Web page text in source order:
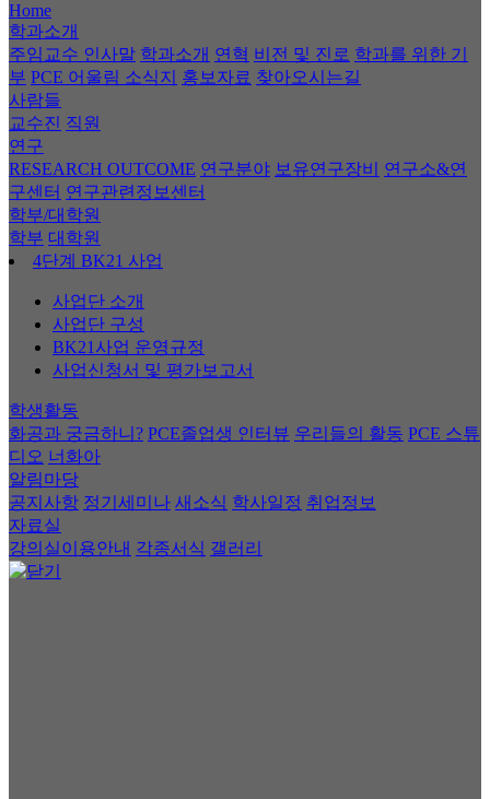
Home
학과소개
주임교수 인사말 학과소개 연혁 비전 및 진로 학과를 위한 기
부 PCE 어울림 소식지 홍보자료 찾아오시는길
사람들
교수진 직원
연구
RESEARCH OUTCOME 연구분야 보유연구장비
연구소&연
구센터 연구관련정보센터
학부/대학원
학부 대학원
4단계 BK21 사업
사업단 소개
사업단 구성
BK21사업 운영규정
사업신청서 및 평가보고서
학생활동
화공과 궁금하니? PCE졸업생 인터뷰 우리들의 활동 PCE 스튜
디오 너화아
알림마당
공지사항 정기세미나 새소식 학사일정 취업정보
자료실
강의실이용안내 각종서식 갤러리